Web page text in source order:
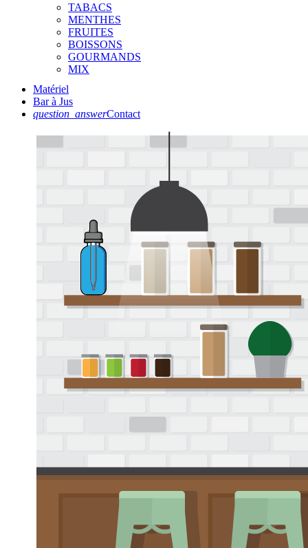
TABACS
MENTHES
FRUITES
BOISSONS
GOURMANDS
MIX
Matériel
Bar à Jus
question_answerContact